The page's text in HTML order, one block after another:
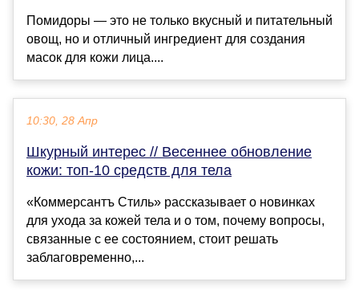
Помидоры — это не только вкусный и питательный
овощ, но и отличный ингредиент для создания
масок для кожи лица....
10:30, 28 Апр
Шкурный интерес // Весеннее обновление
кожи: топ-10 средств для тела
«Коммерсантъ Стиль» рассказывает о новинках
для ухода за кожей тела и о том, почему вопросы,
связанные с ее состоянием, стоит решать
заблаговременно,...